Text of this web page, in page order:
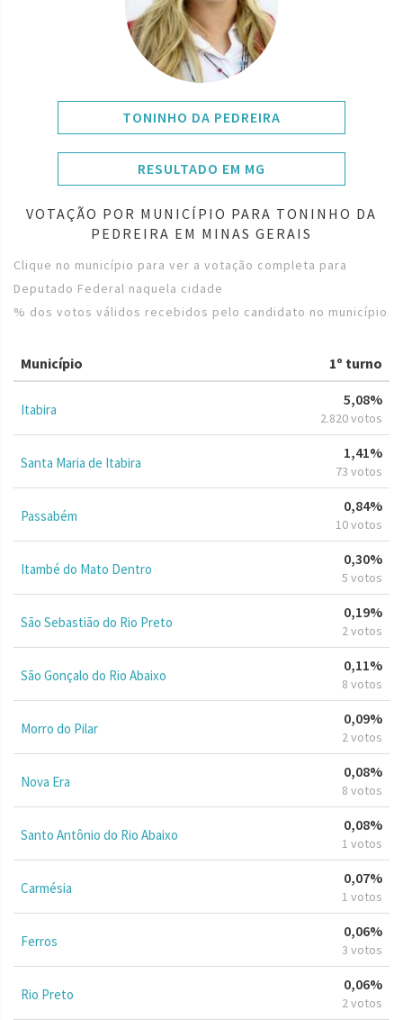
TONINHO DA PEDREIRA
RESULTADO EM MG
VOTAÇÃO POR MUNICÍPIO PARA TONINHO DA
PEDREIRA EM MINAS GERAIS
Clique no município para ver a votação completa para
Deputado Federal naquela cidade
% dos votos válidos recebidos pelo candidato no município
Município 1º turno
Itabira
5,08%
2.820 votos
Santa Maria de Itabira
1,41%
73 votos
Passabém
0,84%
10 votos
Itambé do Mato Dentro
0,30%
5 votos
São Sebastião do Rio Preto
0,19%
2 votos
São Gonçalo do Rio Abaixo
0,11%
8 votos
Morro do Pilar
0,09%
2 votos
Nova Era
0,08%
8 votos
Santo Antônio do Rio Abaixo
0,08%
1 votos
Carmésia
0,07%
1 votos
Ferros
0,06%
3 votos
Rio Preto
0,06%
2 votos